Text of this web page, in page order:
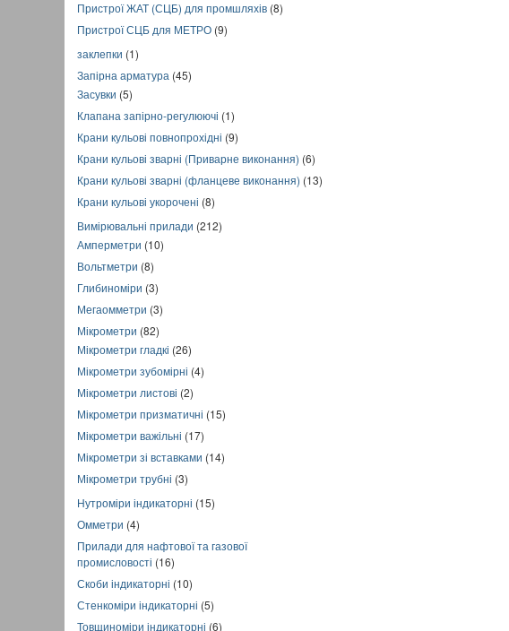
Пристрої ЖАТ (СЦБ) для промшляхів (8)
Пристрої СЦБ для МЕТРО (9)
заклепки (1)
Запірна арматура (45)
Засувки (5)
Клапана запірно-регулюючі (1)
Крани кульові повнопрохідні (9)
Крани кульові зварні (Приварне виконання) (6)
Крани кульові зварні (фланцеве виконання) (13)
Крани кульові укорочені (8)
Вимірювальні прилади (212)
Амперметри (10)
Вольтметри (8)
Глибиноміри (3)
Мегаомметри (3)
Мікрометри (82)
Мікрометри гладкі (26)
Мікрометри зубомірні (4)
Мікрометри листові (2)
Мікрометри призматичні (15)
Мікрометри важільні (17)
Мікрометри зі вставками (14)
Мікрометри трубні (3)
Нутроміри індикаторні (15)
Омметри (4)
Прилади для нафтової та газової
промисловості (16)
Скоби індикаторні (10)
Стенкоміри індикаторні (5)
Товщиноміри індикаторні (6)